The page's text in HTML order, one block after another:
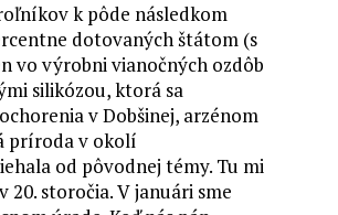
k pôde následkom
dotovaných štátom (s
vo výrobni vianočných ozdôb
silikózou, ktorá sa
v Dobšinej, arzénom
príroda v okolí
od pôvodnej témy. Tu mi
storočia. V januári sme